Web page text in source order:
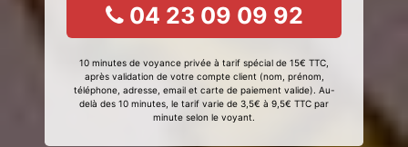
04 23 09 09 92
10 minutes de voyance privée à tarif spécial de 15€ TTC,
après validation de votre compte client (nom, prénom,
téléphone, adresse, email et carte de paiement valide). Au-
delà des 10 minutes, le tarif varie de 3,5€ à 9,5€ TTC par
minute selon le voyant.